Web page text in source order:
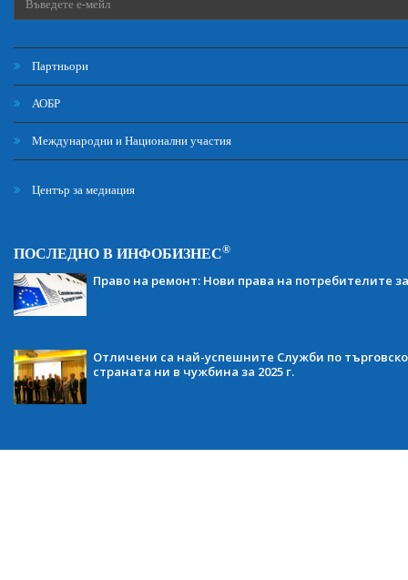
Партньори
АОБР
Международни и Национални участия
Център за медиация
ПОСЛЕДНО В ИНФОБИЗНЕС®
Право на ремонт: Нови права на потребителите
Отличени са най-успешните Служби по
страната ни в чужбина за 2025 г.